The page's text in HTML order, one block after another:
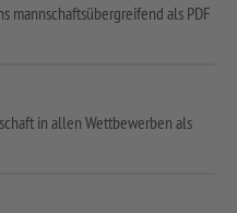
mannschaftsübergreifend als PDF
in allen Wettbewerben als